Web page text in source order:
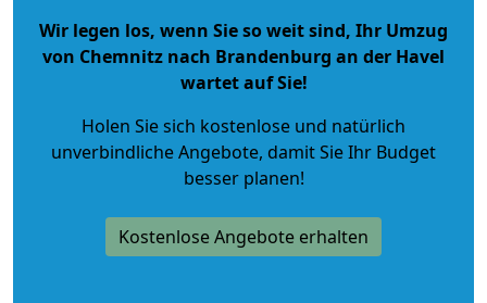
Wir legen los, wenn Sie so weit sind, Ihr Umzug
von Chemnitz nach Brandenburg an der Havel
wartet auf Sie!
Holen Sie sich kostenlose und natürlich
unverbindliche Angebote, damit Sie Ihr Budget
besser planen!
Kostenlose Angebote erhalten